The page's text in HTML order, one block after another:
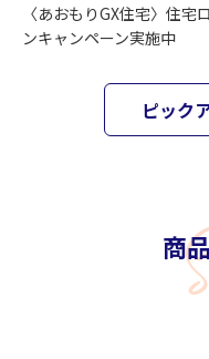
〈あおもりGX住宅〉住宅
ンキャンペーン実施中
ピック
商